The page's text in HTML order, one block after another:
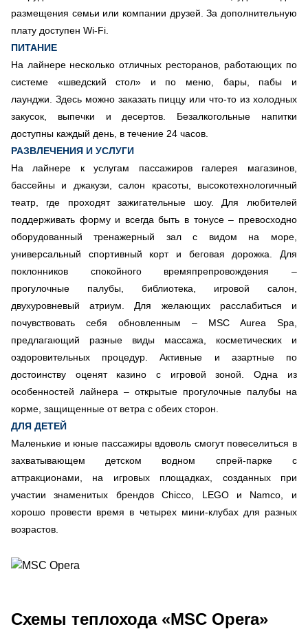
размещения семьи или компании друзей. За дополнительную
плату доступен Wi-Fi.
ПИТАНИЕ
На лайнере несколько отличных ресторанов, работающих по
системе «шведский стол» и по меню, бары, пабы и
лаунджи. Здесь можно заказать пиццу или что-то из холодных
закусок, выпечки и десертов. Безалкогольные напитки
доступны каждый день, в течение 24 часов.
РАЗВЛЕЧЕНИЯ И УСЛУГИ
На лайнере к услугам пассажиров галерея магазинов,
бассейны и джакузи, салон красоты, высокотехнологичный
театр, где проходят зажигательные шоу. Для любителей
поддерживать форму и всегда быть в тонусе – превосходно
оборудованный тренажерный зал с видом на море,
универсальный спортивный корт и беговая дорожка. Для
поклонников спокойного времяпрепровождения –
прогулочные палубы, библиотека, игровой салон,
двухуровневый атриум. Для желающих расслабиться и
почувствовать себя обновленным – MSC Aurea Spa,
предлагающий разные виды массажа, косметических и
оздоровительных процедур. Активные и азартные по
достоинству оценят казино с игровой зоной. Одна из
особенностей лайнера – открытые прогулочные палубы на
корме, защищенные от ветра с обеих сторон.
ДЛЯ ДЕТЕЙ
Маленькие и юные пассажиры вдоволь смогут повеселиться в
захватывающем детском водном спрей-парке с
аттракционами, на игровых площадках, созданных при
участии знаменитых брендов Chicco, LEGO и Namco, и
хорошо провести время в четырех мини-клубах для разных
возрастов.
Схемы теплохода «MSC Opera»